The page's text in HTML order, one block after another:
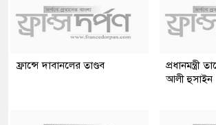
ফ্রান্সে দাবানলের তাণ্ডব
প্রধানমন্ত্রী
আলী হুসাইন